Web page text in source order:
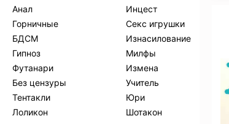
Animedia
Kansai studio
Onibaku
Shiza project
ПО ЖАНРАМ
Комедия
Приключения
Романтика
Школа
Этти
Боевые
искусства
Анал
Инцест
Горничные
Секс игрушки
БДСМ
Изнасилование
Гипноз
Милфы
Футанари
Измена
Без цензуры
Учитель
Тентакли
Юри
Лоликон
Шотакон